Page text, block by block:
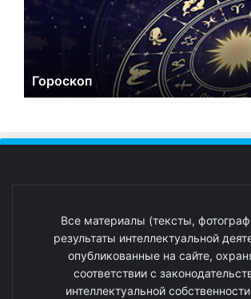
Гороскоп
Все материалы (тексты,
результаты интеллектуальной
опубликованные на сайте,
соответствии с
интеллектуальной